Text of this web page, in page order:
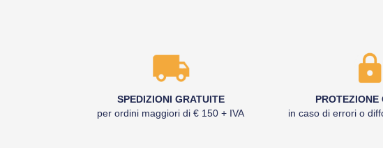
SPEDIZIONI GRATUITE
per ordini maggiori di € 150 + IVA
PROTEZIONE
in caso di errori o